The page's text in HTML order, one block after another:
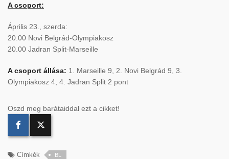
A csoport:
Április 23., szerda:
20.00 Novi Belgrád-Olympiakosz
20.00 Jadran Split-Marseille
A csoport állása: 1. Marseille 9, 2. Novi Belgrád 9, 3.
Olympiakosz 4, 4. Jadran Split 2 pont
Oszd meg barátaiddal ezt a cikket!
Címkék BL